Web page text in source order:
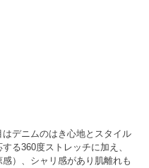
デニムのはき心地とスタイル
る360度ストレッチに加え、
）、シャリ感があり肌離れも